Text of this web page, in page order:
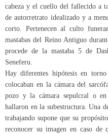
cabeza y el cuello del fallecido a
de autorretrato idealizado y a
corto. Pertenecen al culto
mastabas del Reino Antiguo
procede de la mastaba 5 de
Seneferu.
Hay diferentes hipótesis en
colocaban en la cámara del
pozo y la cámara sepulcral o
hallaron en la subestructura. Una
trabajando supone que su
reconocer su imagen en caso de